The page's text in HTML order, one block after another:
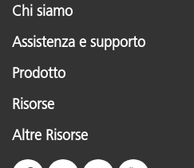
Chi siamo
Assistenza e supporto
Prodotto
Risorse
Altre Risorse